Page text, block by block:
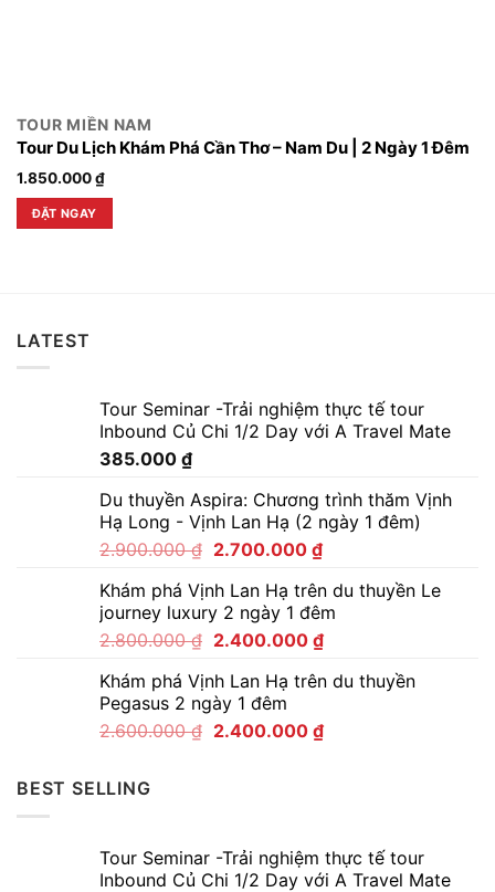
TOUR MIỀN NAM
Tour Du Lịch Khám Phá Cần Thơ – Nam Du | 2 Ngày 1 Đêm
1.850.000₫
ĐẶT NGAY
LATEST
Tour Seminar -Trải nghiệm thực tế tour
Inbound Củ Chi 1/2 Day với A Travel Mate
385.000 ₫
Du thuyền Aspira: Chương trình thăm Vịnh
Hạ Long - Vịnh Lan Hạ (2 ngày 1 đêm)
2.900.000₫ 2.700.000 ₫
Khám phá Vịnh Lan Hạ trên du thuyền Le
journey luxury 2 ngày 1 đêm
2.800.000₫ 2.400.000 ₫
Khám phá Vịnh Lan Hạ trên du thuyền
Pegasus 2 ngày 1 đêm
2.600.000₫ 2.400.000 ₫
BEST SELLING
Tour Seminar -Trải nghiệm thực tế tour
Inbound Củ Chi 1/2 Day với A Travel Mate